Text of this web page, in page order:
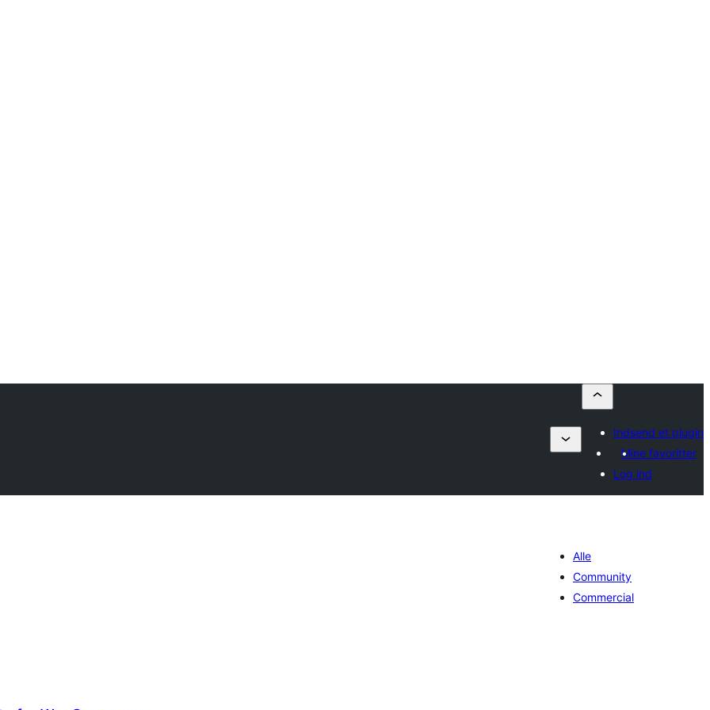
Indsend et plugin
Mine favoritter
Log ind
Alle
Community
Commercial